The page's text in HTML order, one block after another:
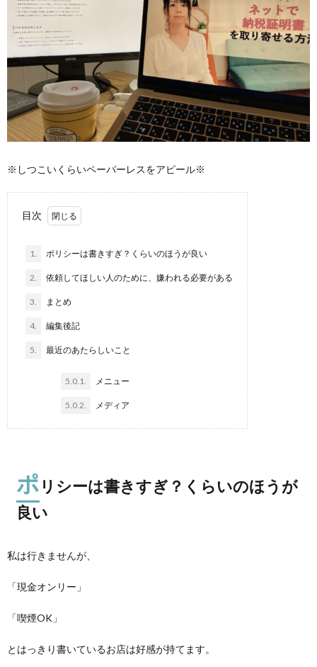
※しつこいくらいペーパーレスをアピール※
目次
1. ポリシーは書きすぎ？くらいのほうが良い
2. 依頼してほしい人のために、嫌われる必要がある
3. まとめ
4. 編集後記
5. 最近のあたらしいこと
5.0.1. メニュー
5.0.2. メディア
ポ リシーは書きすぎ？くらいのほうが
良い
私は行きませんが、
「現金オンリー」
「喫煙OK」
とはっきり書いているお店は好感が持てます。